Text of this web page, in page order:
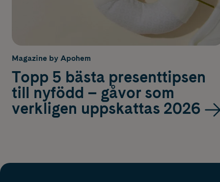
Magazine by Apohem
Topp 5 bästa presenttipsen
till nyfödd – gåvor som
verkligen uppskattas 2026